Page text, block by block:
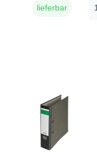
lieferbar